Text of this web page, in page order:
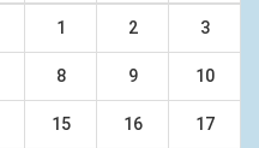
1 2 3
8 9 10
15 16 17